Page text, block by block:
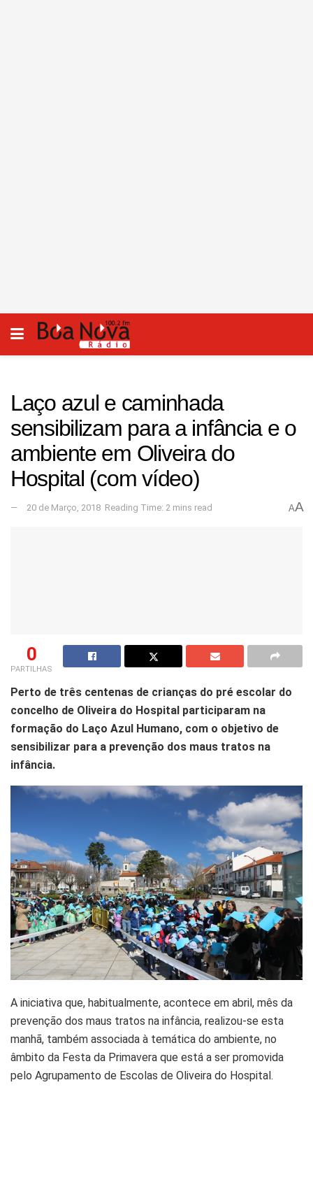
Laço azul e caminhada
sensibilizam para a infância e o
ambiente em Oliveira do
Hospital (com vídeo)
20 de Março, 2018 Reading Time: 2 mins read AA
0
PARTILHAS
Perto de três centenas de crianças do pré escolar do
concelho de Oliveira do Hospital participaram na
formação do Laço Azul Humano, com o objetivo de
sensibilizar para a prevenção dos maus tratos na
infância.
A iniciativa que, habitualmente, acontece em abril, mês da
prevenção dos maus tratos na infância, realizou-se esta
manhã, também associada à temática do ambiente, no
âmbito da Festa da Primavera que está a ser promovida
pelo Agrupamento de Escolas de Oliveira do Hospital.